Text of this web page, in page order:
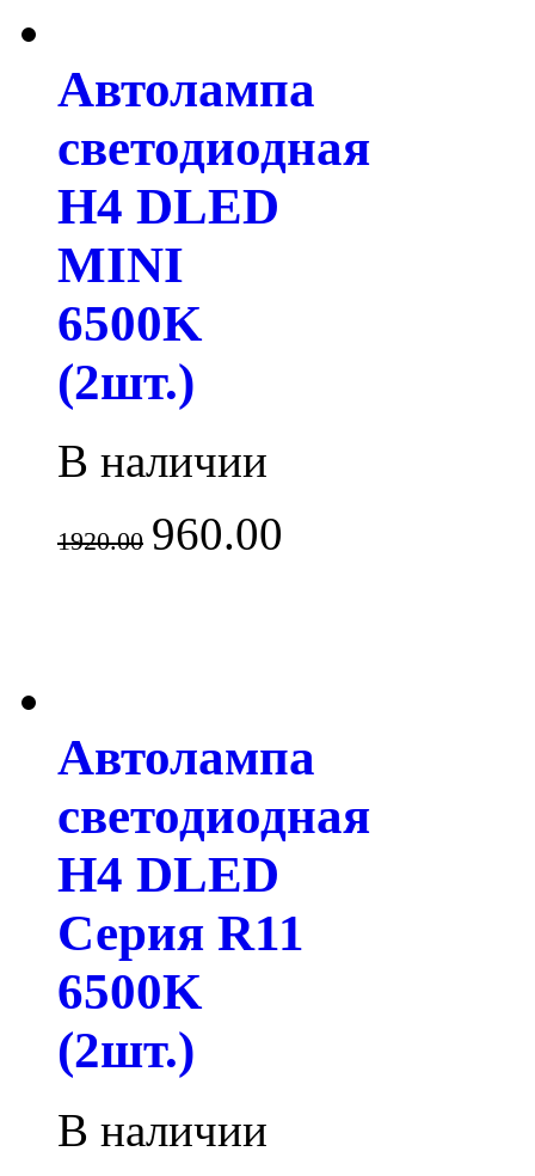
Автолампа
светодиодная
H4 DLED
MINI
6500K
(2шт.)
В наличии
1920.00 960.00
Автолампа
светодиодная
H4 DLED
Серия R11
6500K
(2шт.)
В наличии